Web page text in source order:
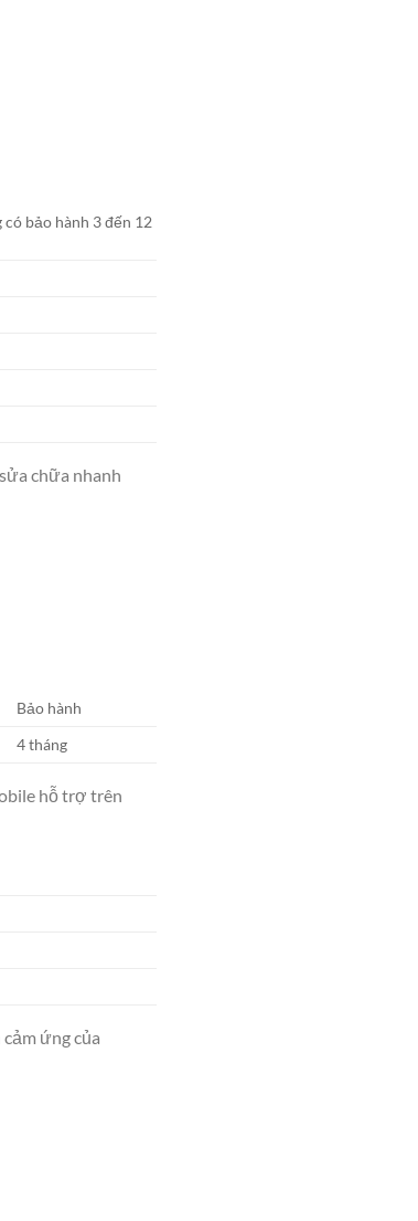
có bảo hành 3 đến 12
chữa nhanh
Bảo hành
4 tháng
hỗ trợ trên
ứng của